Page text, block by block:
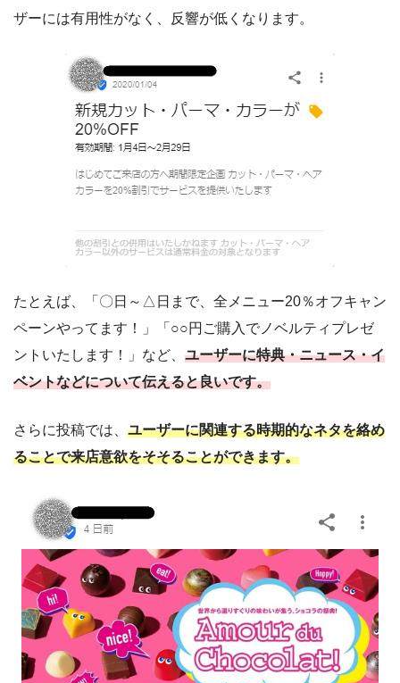
ザーには有用性がなく、反響が低くなります。
たとえば、「〇日～△日まで、全メニュー20％オフキャン
ペーンやってます！」「○○円ご購入でノベルティプレゼ
ントいたします！」など、 ユーザーに特典・ニュース・イ
ベントなどについて伝えると良いです。
さらに投稿では、 ユーザーに関連する時期的なネタを絡め
ることで来店意欲をそそることができます。